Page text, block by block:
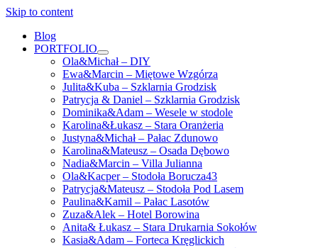
Skip to content
Blog
PORTFOLIO
open
menu
Ola&Michał – DIY
Ewa&Marcin – Miętowe Wzgórza
Julita&Kuba – Szklarnia Grodzisk
Patrycja & Daniel – Szklarnia Grodzisk
Dominika&Adam – Wesele w stodole
Karolina&Łukasz – Stara Oranżeria
Justyna&Michał – Pałac Zdunowo
Karolina&Mateusz – Osada Dębowo
Nadia&Marcin – Villa Julianna
Ola&Kacper – Stodoła Borucza43
Patrycja&Mateusz – Stodoła Pod Lasem
Paulina&Kamil – Pałac Lasotów
Zuza&Alek – Hotel Borowina
Anita& Łukasz – Stara Drukarnia Sokołów
Kasia&Adam – Forteca Kręglickich